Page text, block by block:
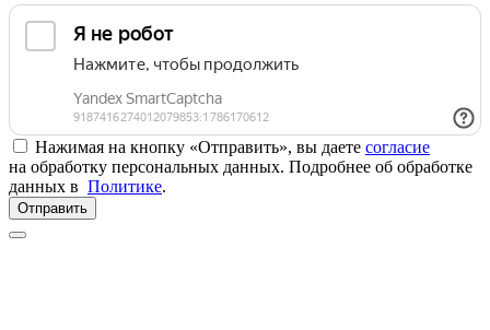
Нажимая на кнопку «Отправить», вы даете согласие
на обработку персональных данных. Подробнее об обработке
данных в Политике.
Отправить